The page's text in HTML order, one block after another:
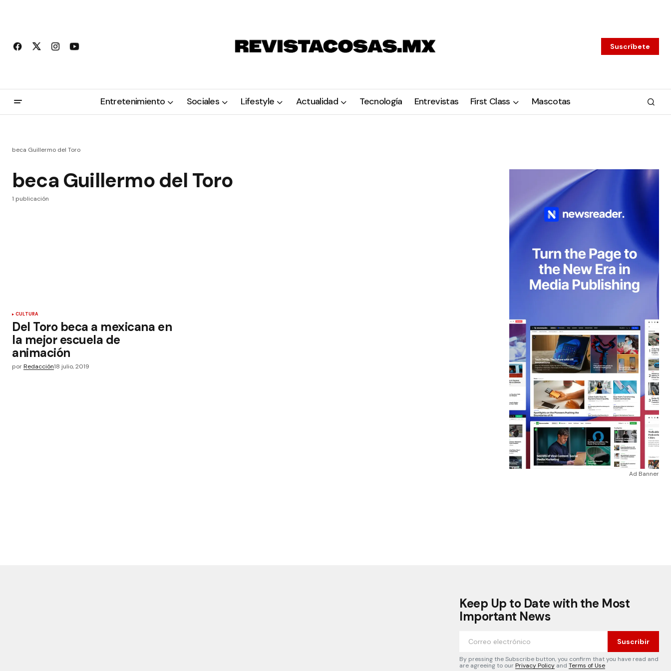
Suscríbete
Entretenimiento Sociales Lifestyle Actualidad Tecnología Entrevistas First Class Mascotas
beca Guillermo del Toro
beca Guillermo del Toro
1 publicación
CULTURA
Del Toro beca a mexicana en
la mejor escuela de
animación
porRedacción18 julio, 2019
Ad Banner
Keep Up to Date with the Most
Important News
Suscribir
By pressing the Subscribe button, you confirm that you have read and
are agreeing to ourPrivacy Policy and Terms of Use